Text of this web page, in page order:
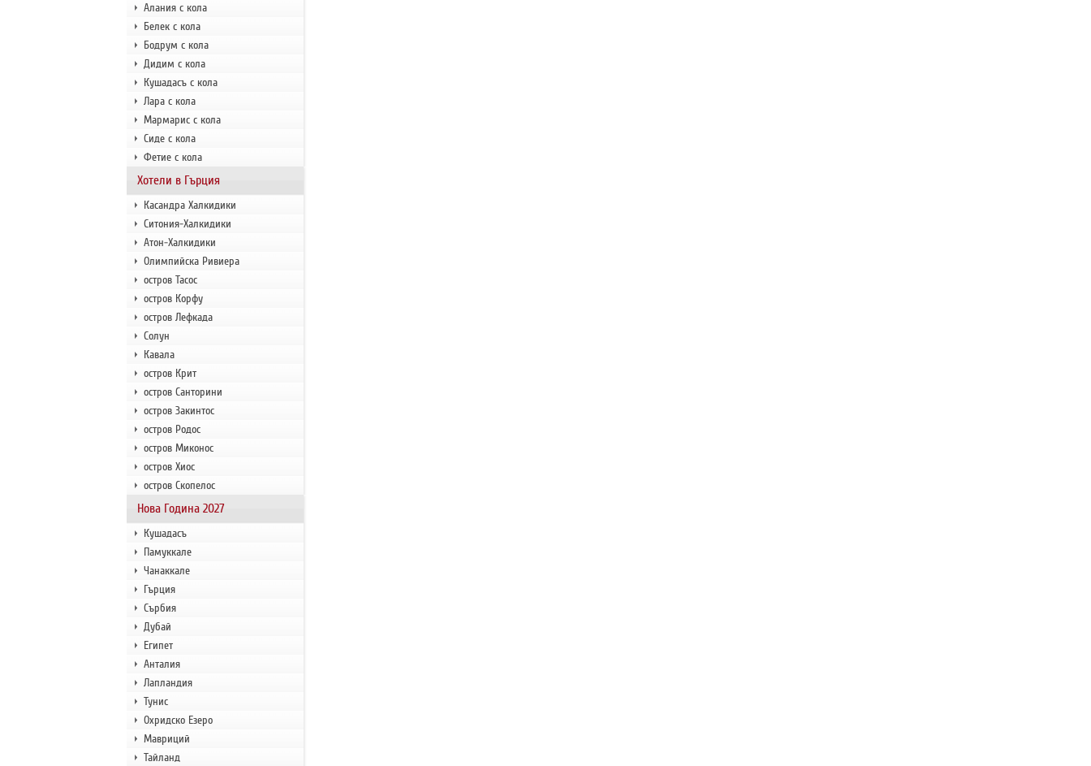
Алания с кола
Белек с кола
Бодрум с кола
Дидим с кола
Кушадасъ с кола
Лара с кола
Мармарис с кола
Сиде с кола
Фетие с кола
Хотели в Гърция
Касандра Халкидики
Ситония-Халкидики
Атон-Халкидики
Олимпийска Ривиера
остров Тасос
остров Корфу
остров Лефкада
Солун
Кавала
остров Крит
остров Санторини
остров Закинтос
остров Родос
остров Миконос
остров Хиос
остров Скопелос
Нова Година 2027
Кушадасъ
Памуккале
Чанаккале
Гърция
Сърбия
Дубай
Египет
Анталия
Лапландия
Тунис
Охридско Езеро
Мавриций
Тайланд